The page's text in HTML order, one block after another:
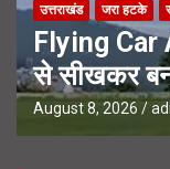
उत्तराखंड जरा हटके
Flying Car
से सीखकर
August 8, 2026